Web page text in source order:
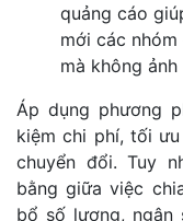
quảng cáo
mới các
mà không
Áp dụng phương
kiệm chi phí, tối
chuyển đổi. Tuy
bằng giữa việc
bổ số lượng, ngân